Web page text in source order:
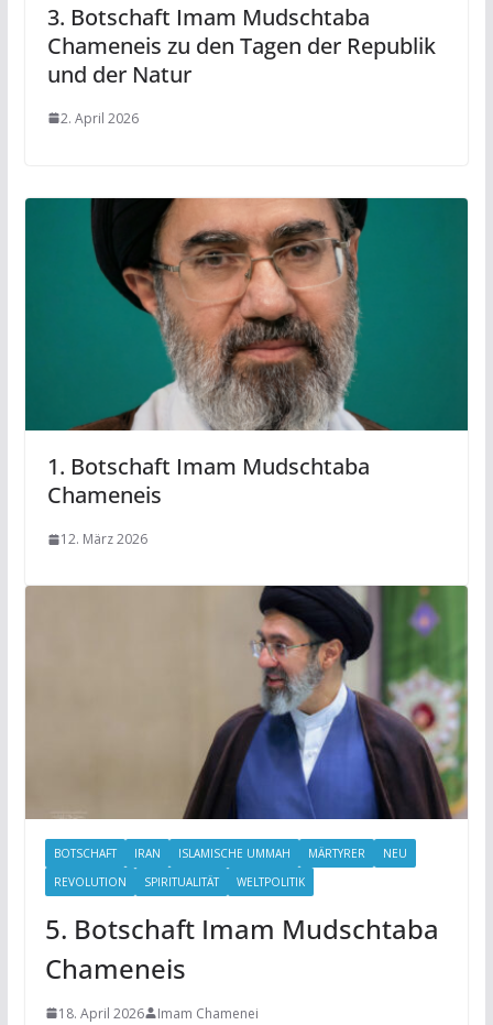
3. Botschaft Imam Mudschtaba
Chameneis zu den Tagen der Republik
und der Natur
2. April 2026
1. Botschaft Imam Mudschtaba
Chameneis
12. März 2026
BOTSCHAFT IRAN ISLAMISCHE UMMAH MÄRTYRER
NEU
REVOLUTION
SPIRITUALITÄT WELTPOLITIK
5. Botschaft Imam Mudschtaba
Chameneis
18. April 2026 Imam Chamenei